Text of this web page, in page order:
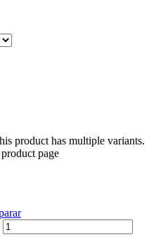
product has multiple variants.
page